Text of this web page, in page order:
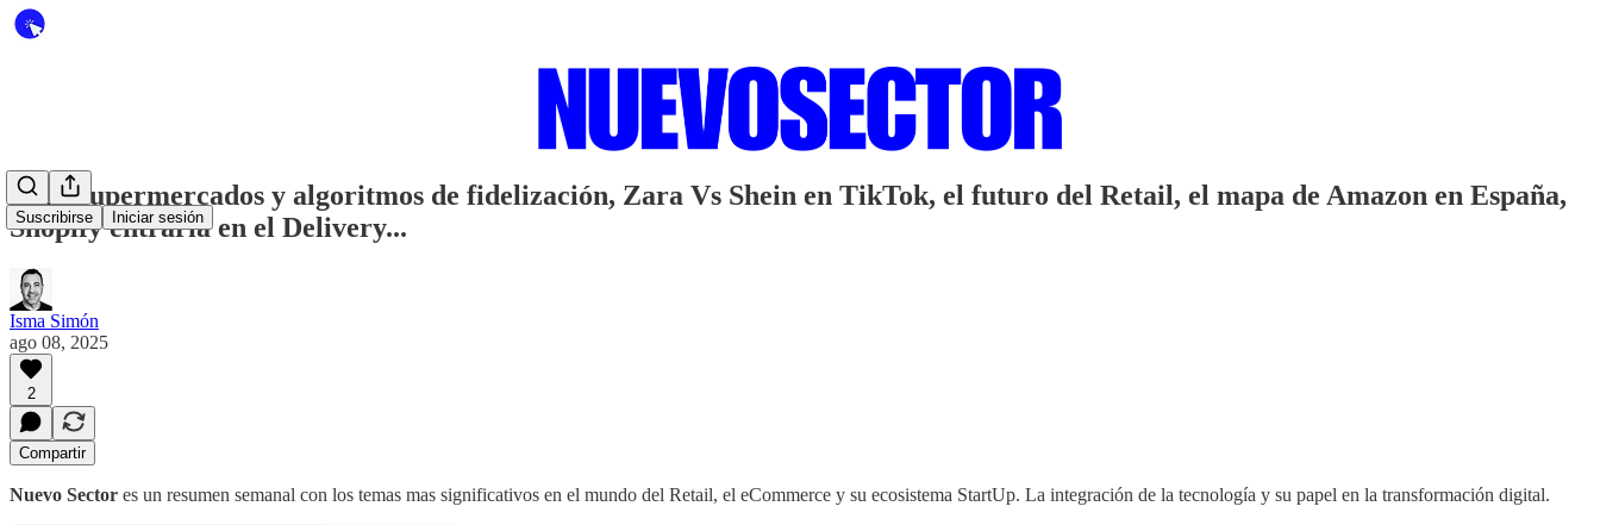
Suscribirse Iniciar sesión
#127 Supermercados y algoritmos de fidelización, Zara Vs Shein en TikTok, el futuro del Retail, el mapa de Amazon en España,
Shopify entraría en el Delivery...
Isma Simón
ago 08, 2025
2
Compartir
Nuevo Sector es un resumen semanal con los temas mas significativos en el mundo del Retail, el eCommerce y su ecosistema StartUp. La integración de la tecnología y su papel en la transformación digital.